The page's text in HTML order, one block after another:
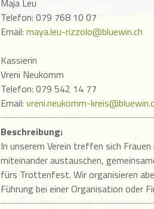
Maja Leu
Telefon: 079 768 10 07
Email: maya.leu-rizzolo@bluewin.ch
Kassierin
Vreni Neukomm
Telefon: 079 542 14 77
Email: vreni.neukomm-
Beschreibung:
In unserem Verein treffen sich
miteinander austauschen,
fürs Trottenfest. Wir organisieren
Führung bei einer Organisation oder